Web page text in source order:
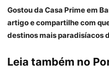
Gostou da Casa Prime em
artigo e compartilhe com
destinos mais paradisíacos
Leia também no